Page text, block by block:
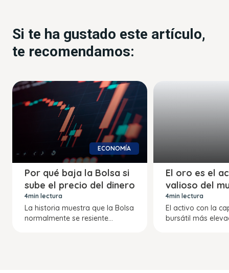
Si te ha gustado este artículo,
te recomendamos:
ECONOMÍA
Por qué baja la Bolsa si
sube el precio del dinero
4min lectura
La historia muestra que la Bolsa
normalmente se resiente...
El oro es el
valioso del
4min lectura
El activo con la
bursátil más